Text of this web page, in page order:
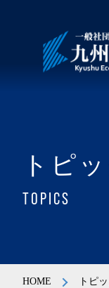
トピ
TOPICS
HOME トピ